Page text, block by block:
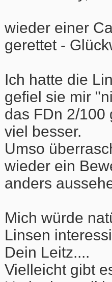
wieder einer
gerettet -
Ich hatte die
gefiel sie mir
das FDn 2/100
viel besser.
Umso
wieder ein
anders
Mich würde
Linsen
Dein Leitz....
Vielleicht gibt